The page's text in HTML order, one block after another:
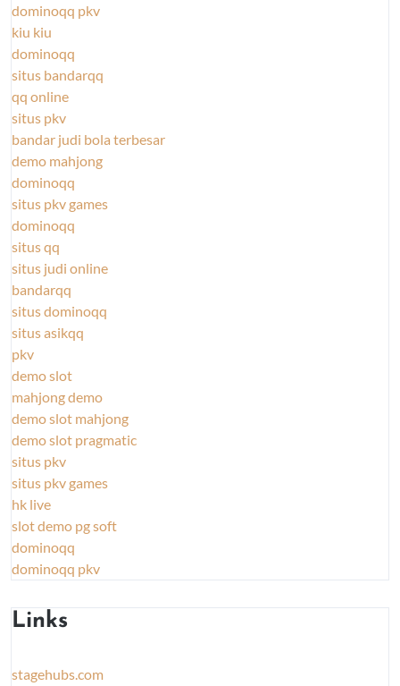
dominoqq pkv
kiu kiu
dominoqq
situs bandarqq
qq online
situs pkv
bandar judi bola terbesar
demo mahjong
dominoqq
situs pkv games
dominoqq
situs qq
situs judi online
bandarqq
situs dominoqq
situs asikqq
pkv
demo slot
mahjong demo
demo slot mahjong
demo slot pragmatic
situs pkv
situs pkv games
hk live
slot demo pg soft
dominoqq
dominoqq pkv
Links
stagehubs.com